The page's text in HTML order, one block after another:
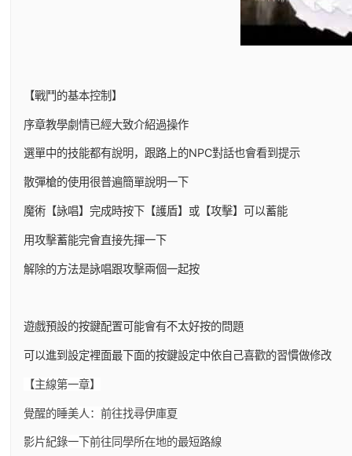
【戰鬥的基本控制】
序章教學劇情已經大致介紹過操作
選單中的技能都有說明，跟路上的NPC對話也會看到提示
散彈槍的使用很普遍簡單說明一下
魔術【詠唱】完成時按下【護盾】或【攻擊】可以蓄能
用攻擊蓄能完會直接先揮一下
解除的方法是詠唱跟攻擊兩個一起按
遊戲預設的按鍵配置可能會有不太好按的問題
可以進到設定裡面最下面的按鍵設定中依自己喜歡的習慣做修改
【主線第一章】
覺醒的睡美人：前往找尋伊庫夏
影片紀錄一下前往同學所在地的最短路線